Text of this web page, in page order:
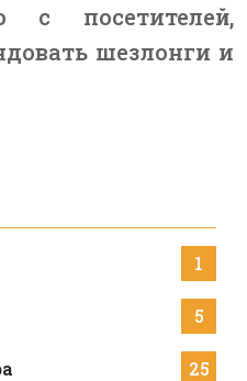
с посетителей,
шезлонги и
1
5
25